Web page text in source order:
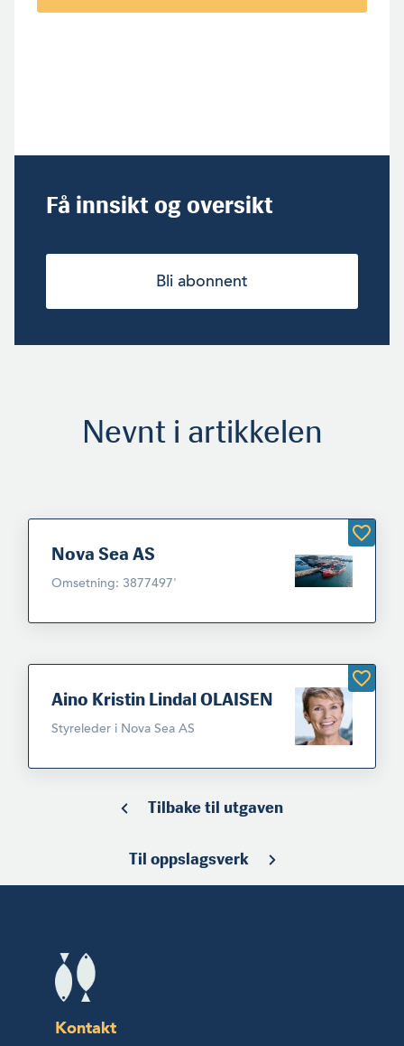
Få innsikt og oversikt
Bli abonnent
Nevnt i artikkelen
Nova Sea AS
Omsetning: 3877497'
Aino Kristin Lindal OLAISEN
Styreleder i Nova Sea AS
Tilbake til utgaven
Til oppslagsverk
Kontakt